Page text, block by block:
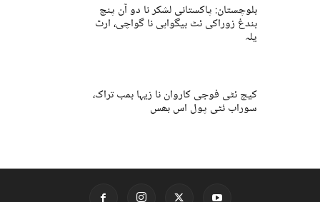
بلوچستان: پاکستانی لشکر نا دو آن پنچ
بندغ زوراکی ئٹ بیگواہی نا گواچی، ارٹ
یلہ
کیچ ئٹی فوجی کاروان نا زیہا بمب تراک،
سوراب ئٹی پول اس بھس